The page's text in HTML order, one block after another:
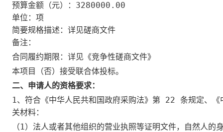
预算金额（元）： 3280000.00
单位： 项
简要规格描述： 详见磋商文件
备注：
合同履约期限：详见《竞争性磋商文件》
本项目（否）接受联合体投标。
二、申请人的资格要求：
1、符合《中华人民共和国政府采购法》第 22 条规定、
关材料：
（1）法人或者其他组织的营业执照等证明文件，自然人的